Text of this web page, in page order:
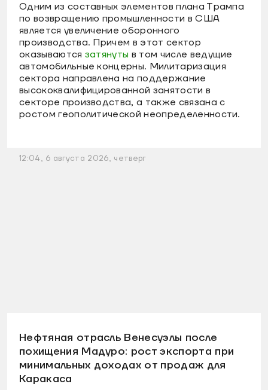
Одним из составных элементов плана Трампа
по возвращению промышленности в США
является увеличение оборонного
производства. Причем в этот сектор
оказываются затянуты в том числе ведущие
автомобильные концерны. Милитаризация
сектора направлена на поддержание
высококвалифицированной занятости в
секторе производства, а также связана с
ростом геополитической неопределенности.
12:04, 6 августа 2026, четверг
Нефтяная отрасль Венесуэлы после
похищения Мадуро: рост экспорта при
минимальных доходах от продаж для
Каракаса